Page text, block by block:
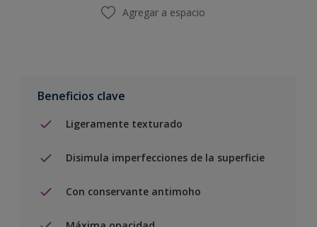
Agregar a espacio
Beneficios clave
Ligeramente texturado
Disimula imperfecciones de la superficie
Con conservante antimoho